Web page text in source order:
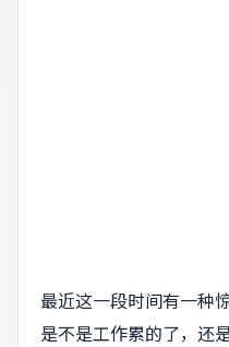
最近这一段时间有一种
是不是工作累的了，还